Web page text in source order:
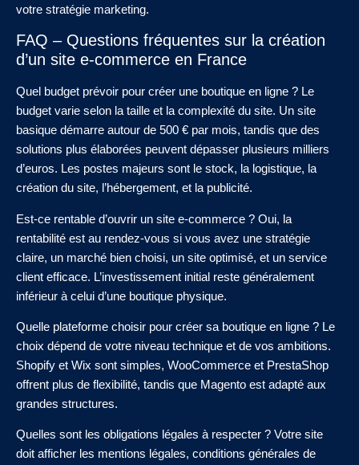
votre stratégie marketing.
FAQ – Questions fréquentes sur la création
d’un site e-commerce en France
Quel budget prévoir pour créer une boutique en ligne ? Le
budget varie selon la taille et la complexité du site. Un site
basique démarre autour de 500 € par mois, tandis que des
solutions plus élaborées peuvent dépasser plusieurs milliers
d’euros. Les postes majeurs sont le stock, la logistique, la
création du site, l’hébergement, et la publicité.
Est-ce rentable d’ouvrir un site e-commerce ? Oui, la
rentabilité est au rendez-vous si vous avez une stratégie
claire, un marché bien choisi, un site optimisé, et un service
client efficace. L’investissement initial reste généralement
inférieur à celui d’une boutique physique.
Quelle plateforme choisir pour créer sa boutique en ligne ? Le
choix dépend de votre niveau technique et de vos ambitions.
Shopify et Wix sont simples, WooCommerce et PrestaShop
offrent plus de flexibilité, tandis que Magento est adapté aux
grandes structures.
Quelles sont les obligations légales à respecter ? Votre site
doit afficher les mentions légales, conditions générales de